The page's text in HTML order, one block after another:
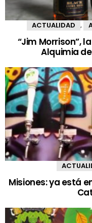
ACTUALIDAD
“Jim Morrison”,
Alquimia
Misiones: ya está